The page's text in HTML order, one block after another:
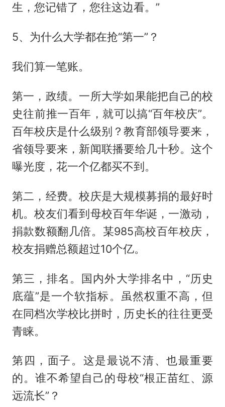
生，您记错了，您往这边看。”
5、为什么大学都在抢“第一”？
我们算一笔账。
第一，政绩。一所大学如果能把自己的校
史往前推一百年，就可以搞“百年校庆”。
百年校庆是什么级别？教育部领导要来，
省领导要来，新闻联播要给几十秒。这个
曝光度，花一个亿都买不到。
第二，经费。校庆是大规模募捐的最好时
机。校友们看到母校百年华诞，一激动，
捐款数额翻几倍。某985高校百年校庆，
校友捐赠总额超过10个亿。
第三，排名。国内外大学排名中，“历史
底蕴”是一个软指标。虽然权重不高，但
在同档次学校比拼时，历史长的往往更受
青睐。
第四，面子。这是最说不清、也最重要
的。谁不希望自己的母校“根正苗红、源
远流长”？